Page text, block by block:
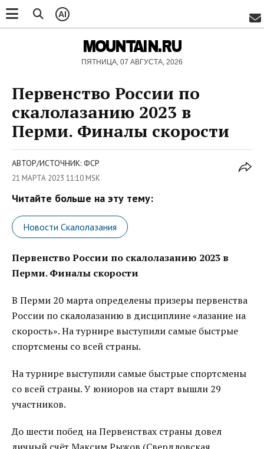
AI
MOUNTAIN.RU
ПЯТНИЦА, 07 АВГУСТА, 2026
Первенство России по
скалолазанию 2023 в
Перми. Финалы скорости
АВТОР/ИСТОЧНИК: ФСР
21 МАРТА 2023 11:10 MSK
Читайте больше на эту тему:
Новости Скалолазания
Первенство России по скалолазанию 2023 в
Перми. Финалы скорости
В Перми 20 марта определены призеры первенства
России по скалолазанию в дисциплине «лазание на
скорость». На турнире выступили самые быстрые
спортсмены со всей страны.
На турнире выступили самые быстрые спортсмены
со всей страны. У юниоров на старт вышли 29
участников.
До шести побед на Первенствах страны довел